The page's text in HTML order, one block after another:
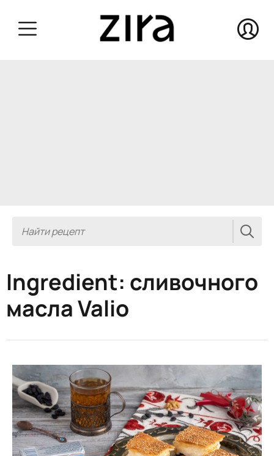
Ingredient: сливочного
масла Valio